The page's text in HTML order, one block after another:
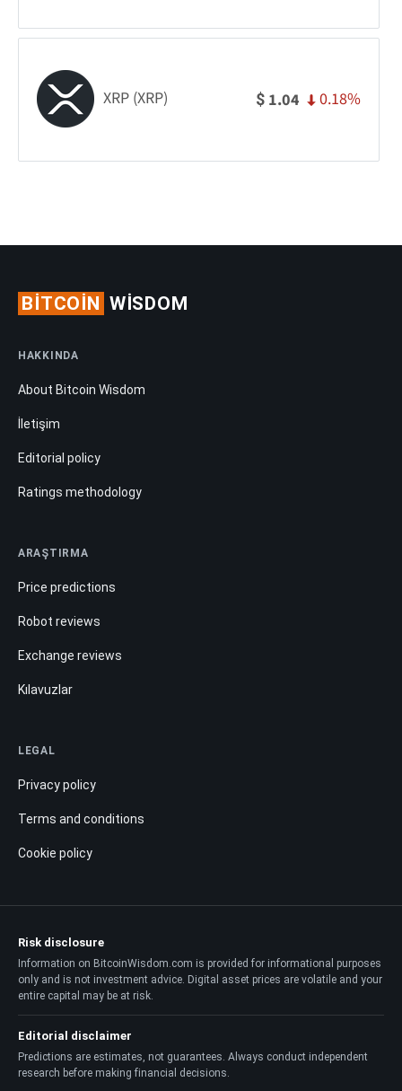
XRP (XRP) $ 1.04 0.18%
BITCOIN WISDOM
HAKKINDA
About Bitcoin Wisdom
İletişim
Editorial policy
Ratings methodology
ARAŞTIRMA
Price predictions
Robot reviews
Exchange reviews
Kılavuzlar
LEGAL
Privacy policy
Terms and conditions
Cookie policy
Risk disclosure
Information on BitcoinWisdom.com is provided for informational purposes
only and is not investment advice. Digital asset prices are volatile and your
entire capital may be at risk.
Editorial disclaimer
Predictions are estimates, not guarantees. Always conduct independent
research before making financial decisions.